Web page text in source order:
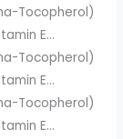
Tocopherol)
E...
Tocopherol)
E...
Tocopherol)
E...